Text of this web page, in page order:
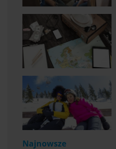
Najnowsze